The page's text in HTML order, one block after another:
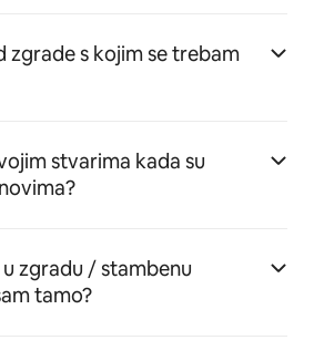
zgrade s kojim se trebam
stvarima kada su
zgradu / stambenu
tamo?